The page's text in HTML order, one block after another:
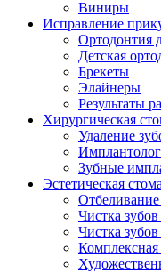
Виниры
Исправление
Ортодонтия
Детская
Брекеты
Элайнеры
Результаты
Хирургическая
Удаление
Зубные
Эстетическая
Отбеливание
Чистка
Чистка зубов
Комплексная